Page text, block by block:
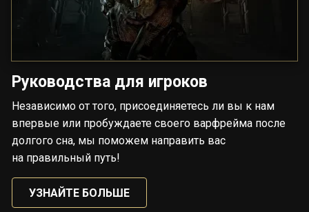
Руководства для игроков
Независимо от того, присоединяетесь ли вы к нам
впервые или пробуждаете своего варфрейма после
долгого сна, мы поможем направить вас
на правильный путь!
УЗНАЙТЕ БОЛЬШЕ